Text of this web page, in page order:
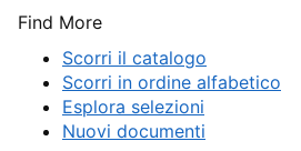
Find More
Scorri il catalogo
Scorri in ordine alfabetico
Esplora selezioni
Nuovi documenti